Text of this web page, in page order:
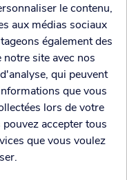
le contenu,
aux médias sociaux
également des
site avec nos
qui peuvent
que vous
lors de votre
accepter tous
que vous voulez